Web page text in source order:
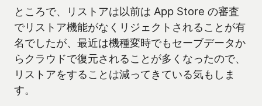
ところで、リストアは以前は App Store の審査
でリストア機能がなくリジェクトされることが有
名でしたが、最近は機種変時でもセーブデータか
らクラウドで復元されることが多くなったので、
リストアをすることは減ってきている気もしま
す。